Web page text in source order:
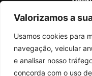
Valorizamos a
Usamos cookies para
navegação, veicular
e analisar nosso
concorda com o uso